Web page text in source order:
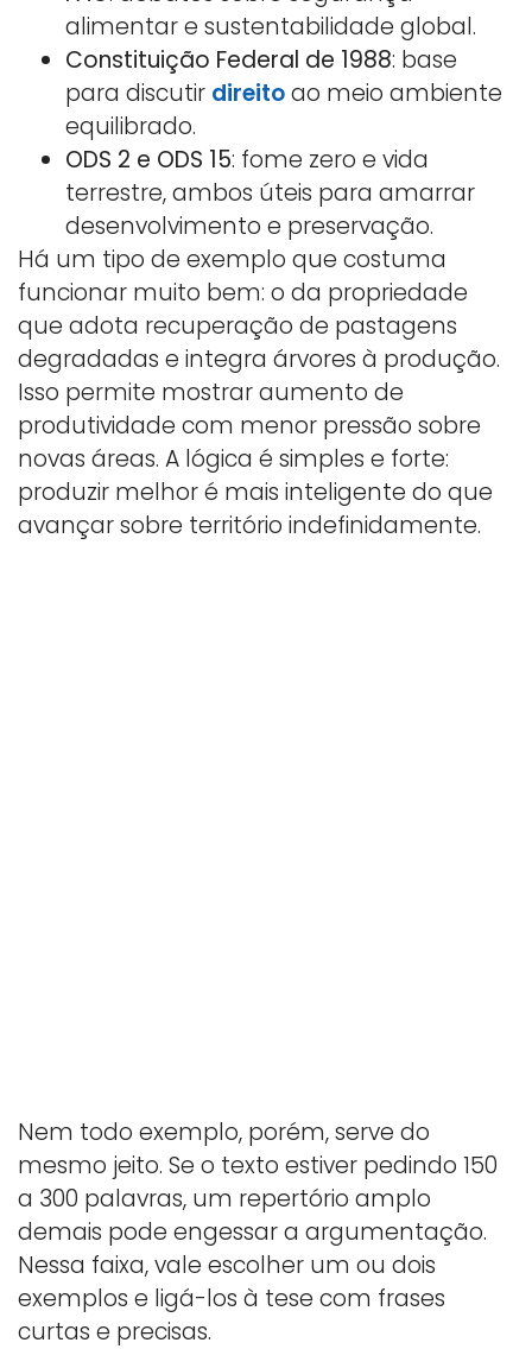
alimentar e sustentabilidade global.
Constituição Federal de 1988: base
para discutir direitoao meio ambiente
equilibrado.
ODS 2 e ODS 15: fome zero e vida
terrestre, ambos úteis para amarrar
desenvolvimento e preservação.
Há um tipo de exemplo que costuma
funcionar muito bem: o da propriedade
que adota recuperação de pastagens
degradadas e integra árvores à produção.
Isso permite mostrar aumento de
produtividade com menor pressão sobre
novas áreas. A lógica é simples e forte:
produzir melhor é mais inteligente do que
avançar sobre território indefinidamente.
Nem todo exemplo, porém, serve do
mesmo jeito. Se o texto estiver pedindo 150
a 300 palavras, um repertório amplo
demais pode engessar a argumentação.
Nessa faixa, vale escolher um ou dois
exemplos e ligá-los à tese com frases
curtas e precisas.